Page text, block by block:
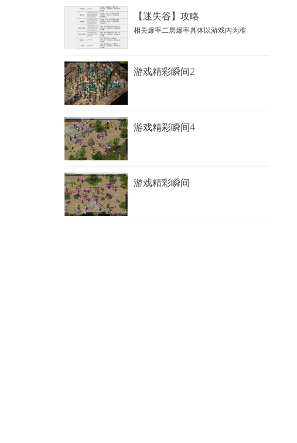
2026-02-12 新区《凌云 二战区》02月15日12点准时开放
2026-01-28
2026-01-19
2026-01-07
2026-01-07 时装属性介绍
2025-12-23
2025-12-01
【迷失谷】攻略
相关爆率二层爆率具体以游戏内为准
游戏精彩瞬间2
游戏精彩瞬间4
游戏精彩瞬间